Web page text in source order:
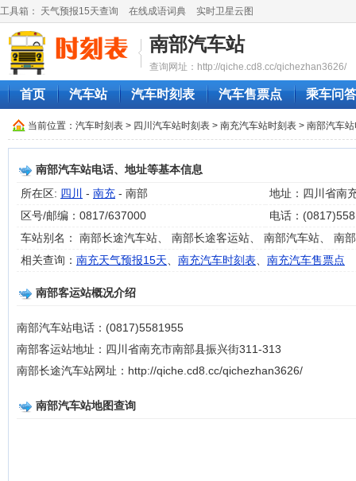
工具箱： 天气预报15天查询 在线成语词典 实时卫星云图
南部汽车站
查询网址：http://qiche.cd8.cc/qichezhan3626/
首页 汽车站 汽车时刻表 汽车售票点 乘车问答
当前位置： 汽车时刻表 > 四川汽车站时刻表 > 南充汽车站时刻表 > 南部汽车
南部汽车站电话、地址等基本信息
所在区: 四川 - 南充 - 南部
地址：四川省南
区号/邮编：0817/637000
电话：
车站别名： 南部长途汽车站、 南部长途客运站、 南部汽车站、 南
相关查询： 南充天气预报15天 南充汽车时刻表 南充汽车售票点
南部客运站概况介绍
南部汽车站电话：(0817)5581955
南部客运站地址：四川省南充市南部县振兴街311-313
南部长途汽车站网址：http://qiche.cd8.cc/qichezhan3626/
南部汽车站地图查询